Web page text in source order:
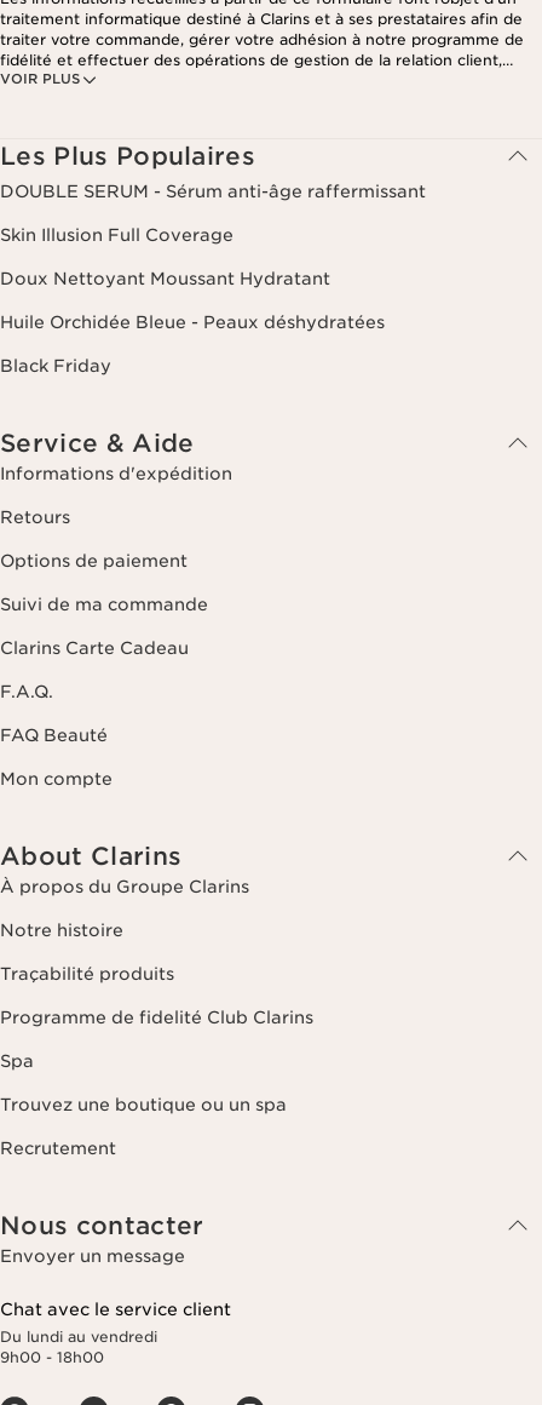
VOIR PLUS
traitement informatique destiné à Clarins et à ses prestataires afin de
traiter votre commande, gérer votre adhésion à notre programme de
fidélité et effectuer des opérations de gestion de la relation client,
notamment pour vous adresser des offres personnalisées en fonction
Les Plus Populaires
DOUBLE SERUM - Sérum anti-âge raffermissant
Skin Illusion Full Coverage
Doux Nettoyant Moussant Hydratant
Huile Orchidée Bleue - Peaux déshydratées
Black Friday
Service & Aide
Informations d'expédition
Retours
Options de paiement
Suivi de ma commande
Clarins Carte Cadeau
F.A.Q.
FAQ Beauté
Mon compte
About Clarins
À propos du Groupe Clarins
Notre histoire
Traçabilité produits
Programme de fidelité Club Clarins
Spa
Trouvez une boutique ou un spa
Recrutement
Nous contacter
Envoyer un message
Chat avec le service client
Du lundi au vendredi
9h00 - 18h00